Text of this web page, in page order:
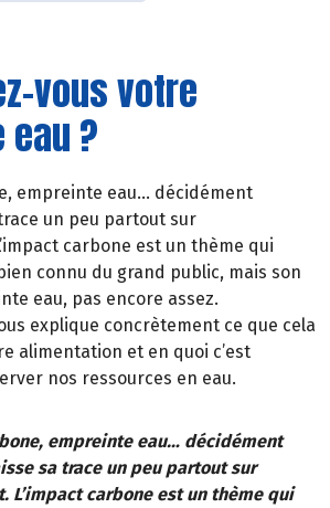
vous votre
?
empreinte eau… décidément
un peu partout sur
carbone est un thème qui
connu du grand public, mais son
eau, pas encore assez.
explique concrètement ce que cela
alimentation et en quoi c’est
nos ressources en eau.
empreinte eau… décidément
sa trace un peu partout sur
L’impact carbone est un thème qui